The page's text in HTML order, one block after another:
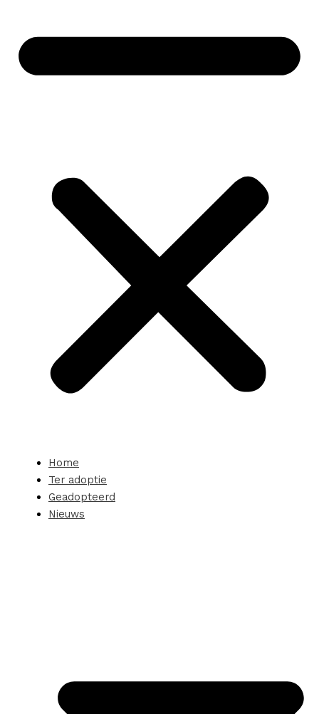
Home
Ter adoptie
Geadopteerd
Nieuws